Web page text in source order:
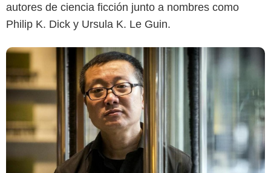
autores de ciencia ficción junto a nombres como
Philip K. Dick y Ursula K. Le Guin.